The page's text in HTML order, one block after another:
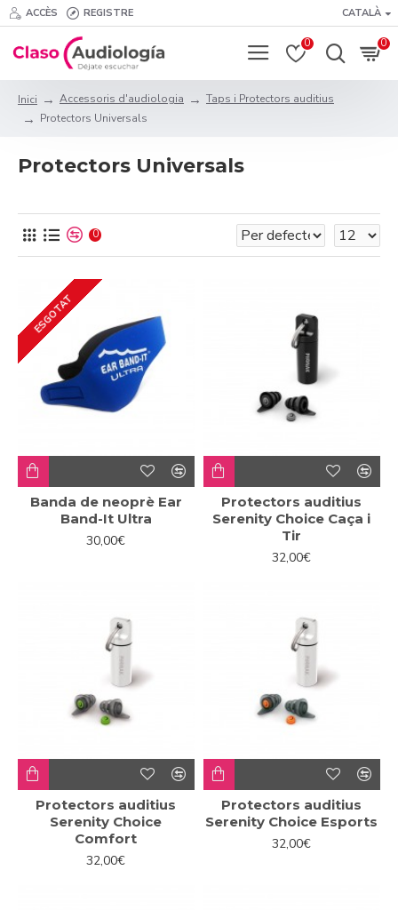
ACCÈS REGISTRE CATALÀ
0 0
Inici Accessoris d'audiologia
Taps i Protectors auditius
Protectors Universals
Protectors Universals
0
ESGOTAT
Banda de neoprè Ear
Band-It Ultra
30,00€
Protectors auditius
Serenity Choice Caça i
Tir
32,00€
Protectors auditius
Serenity Choice
Comfort
32,00€
Protectors auditius
Serenity Choice Esports
32,00€